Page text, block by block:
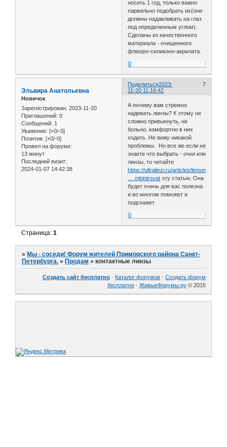
носить 1 год, только важно
парвильно подобрать их(они
должны надавливать на глаз
под определенным углом).
Сделаны из качественного
материала - очищенного
флюоро-силиконо-акрилата.
0
Поделиться 7
2023-
11-20 11:16:42
Эльвира Анатольевна
Новичок
Зарегистрирован: 2023-11-20
Приглашений: 0
Сообщений: 1
Уважение: [+0/-0]
Позитив: [+0/-0]
Провел на форуме:
13 минут
Последний визит:
2024-01-07 14:42:38
А почему вам стремно
надевать линзы? К этому не
сложно привыкнуть, не
больно, комфортно в них
ходить. Не вижу никакой
проблемы. Но все же если не
знаете что выбрать - очки или
линзы, то читайте
https://ultralinzi.ru/articles/lenses/o
… mbinirovat эту статью. Она
будет очень для вас полезна
и во многом поможет и
подскажет.
0
Страница:1
»Мы - соседи! Форум жителей Приморского района Санкт-
Петербурга. »Продам »контактные линзы
Создать сайт бесплатно · Каталог форумов · Создать форум
бесплатно · ЖивыеФорумы.ру © 2015